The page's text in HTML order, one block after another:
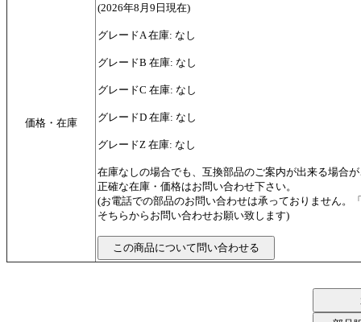
価格・在庫
(2026年8月9日現在)
グレードA 在庫: なし
グレードB 在庫: なし
グレードC 在庫: なし
グレードD 在庫: なし
グレードZ 在庫: なし
在庫なしの場合でも、互換部品のご案内が出来る場合
正確な在庫・価格はお問い合わせ下さい。
(お電話での部品のお問い合わせは承っておりません。
そちらからお問い合わせお願い致します)